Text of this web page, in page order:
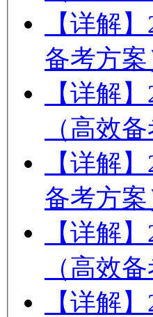
【详解
备考方案
【详解
（高效
【详解
备考方案
【详解
（高效
【详解